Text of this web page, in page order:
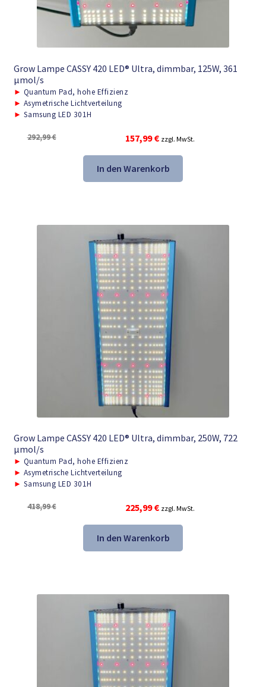
Grow Lampe CASSY 420 LED® Ultra, dimmbar, 125W, 361
μmol/s
► Quantum Pad, hohe Effizienz
► Asymetrische Lichtverteilung
► Samsung LED 301H
292,99€
Ursprünglicher
Preis
war:
292,99 €
157,99€Aktueller
Preis
ist:
157,99 €.
zzgl. MwSt.
In den Warenkorb
Grow Lampe CASSY 420 LED® Ultra, dimmbar, 250W, 722
μmol/s
► Quantum Pad, hohe Effizienz
► Asymetrische Lichtverteilung
► Samsung LED 301H
418,99€
Ursprünglicher
Preis
war:
418,99 €
225,99€Aktueller
Preis
ist:
225,99 €.
zzgl. MwSt.
In den Warenkorb